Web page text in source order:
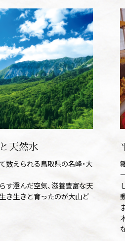
天然水
数えられる鳥取県の名峰・大
す澄んだ空気、滋養豊富な天
き生きと育ったのが大山ど